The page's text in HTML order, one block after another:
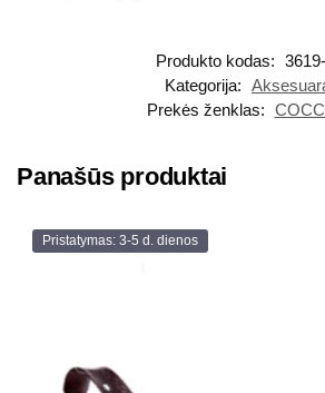
Produkto kodas:
Kategorija:
Prekės ženklas:
Panašūs produktai
Pristatymas: 3-5 d. dienos